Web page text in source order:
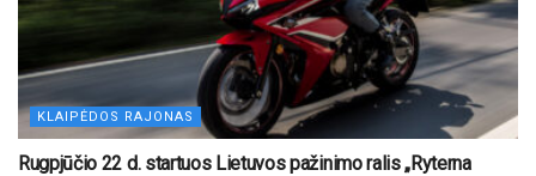
KLAIPĖDOS RAJONAS
Rugpjūčio 22 d. startuos Lietuvos pažinimo ralis „Ryterna